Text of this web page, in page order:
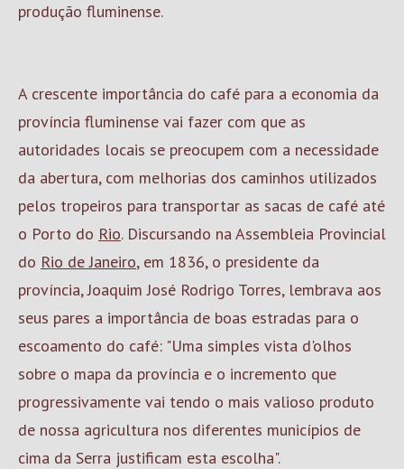
produção fluminense.
A crescente importância do café para a economia da
província fluminense vai fazer com que as
autoridades locais se preocupem com a necessidade
da abertura, com melhorias dos caminhos utilizados
pelos tropeiros para transportar as sacas de café até
o Porto do Rio. Discursando na Assembleia Provincial
do Rio de Janeiro, em 1836, o presidente da
província, Joaquim José Rodrigo Torres, lembrava aos
seus pares a importância de boas estradas para o
escoamento do café: "Uma simples vista d'olhos
sobre o mapa da província e o incremento que
progressivamente vai tendo o mais valioso produto
de nossa agricultura nos diferentes municípios de
cima da Serra justificam esta escolha".